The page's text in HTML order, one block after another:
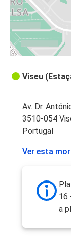
Viseu
Av. Dr.
3510-054
Portugal
Ver esta
16
a